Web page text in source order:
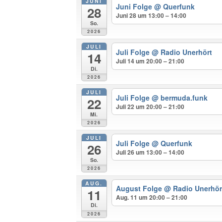
28
So.
2026
Juni Folge@ Querfunk
Juni 28 um 13:00 – 14:00
JULI
14
Di.
2026
Juli Folge@ Radio Unerhört
Juli 14 um 20:00 – 21:00
JULI
22
Mi.
2026
Juli Folge@ bermuda.funk
Juli 22 um 20:00 – 21:00
JULI
26
So.
2026
Juli Folge@ Querfunk
Juli 26 um 13:00 – 14:00
AUG.
11
Di.
2026
August Folge@ Radio
Aug. 11 um 20:00 – 21:00